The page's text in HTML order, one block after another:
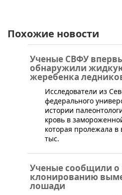
Похожие новости
Ученые СВФУ
обнаружили
жеребенка
​Исследователи из
федерального
истории
кровь в
которая пролежала в
тыс.
Ученые сообщили о
клонированию
лошади